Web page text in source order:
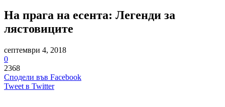
На прага на есента: Легенди за
лястовиците
септември 4, 2018
0
2368
Сподели във Facebook
Tweet в Twitter